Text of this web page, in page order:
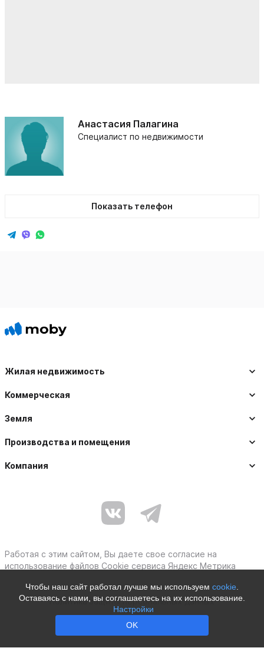
Чтобы наш сайт работал лучше мы используем cookie
Оставаясь с нами, вы соглашаетесь на их использование.
Настройки
OK
Анастасия Палагина
Специалист по недвижимости
Показать телефон
Жилая недвижимость
Коммерческая
Земля
Производства и помещения
Компания
Работая с этим сайтом, Вы даете свое согласие на
использование файлов Cookie сервиса Яндекс Метрика
Политика защиты персональных данных
Moby © 2012–2026